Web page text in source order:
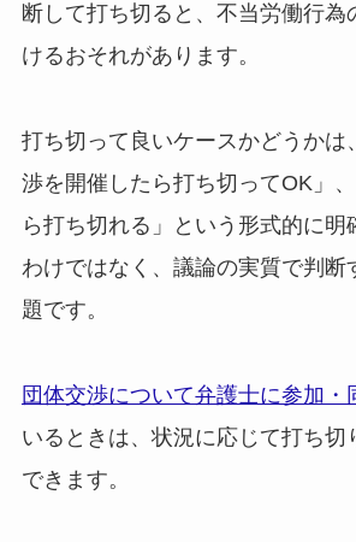
断して打ち切ると、不当労働行為
けるおそれがあります。
打ち切って良いケースかどうかは
渉を開催したら打ち切ってOK」
ら打ち切れる」という形式的に明
わけではなく、議論の実質で判断
題です。
団体交渉について弁護士に参加・
いるときは、状況に応じて打ち切
できます。